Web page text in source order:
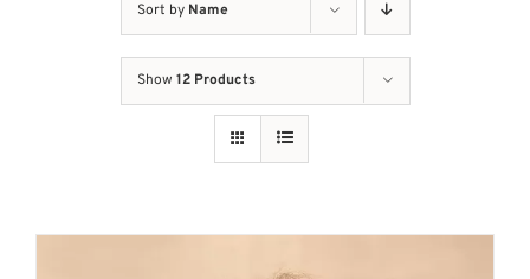
Sort by Name
Show 12 Products